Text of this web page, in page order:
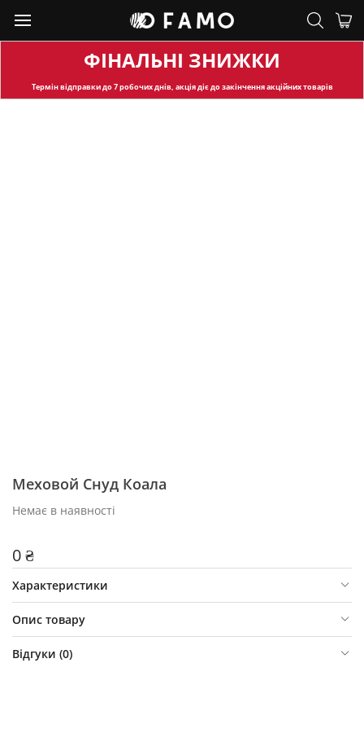
ФІНАЛЬНІ ЗНИЖКИ
Термін відправкидо 7 робочих днів, акція діє до закінчення акційних товарів
Меховой Снуд Коала
Немає в наявності
0 ₴
Характеристики
Опис товару
Відгуки (0)